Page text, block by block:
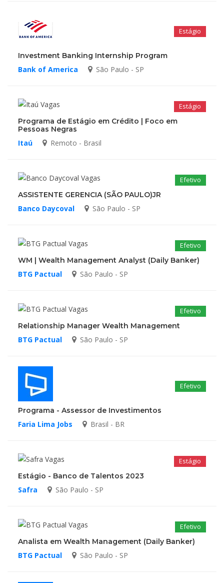
Estágio
Investment Banking Internship Program
Bank of America São Paulo - SP
Estágio
Programa de Estágio em Crédito | Foco em
Pessoas Negras
Itaú Remoto - Brasil
Efetivo
ASSISTENTE GERENCIA (SÃO PAULO)JR
Banco Daycoval São Paulo - SP
Efetivo
WM | Wealth Management Analyst (Daily Banker)
BTG Pactual São Paulo - SP
Efetivo
Relationship Manager Wealth Management
BTG Pactual São Paulo - SP
Efetivo
Programa - Assessor de Investimentos
Faria Lima Jobs Brasil - BR
Estágio
Estágio - Banco de Talentos 2023
Safra São Paulo - SP
Efetivo
Analista em Wealth Management (Daily Banker)
BTG Pactual São Paulo - SP